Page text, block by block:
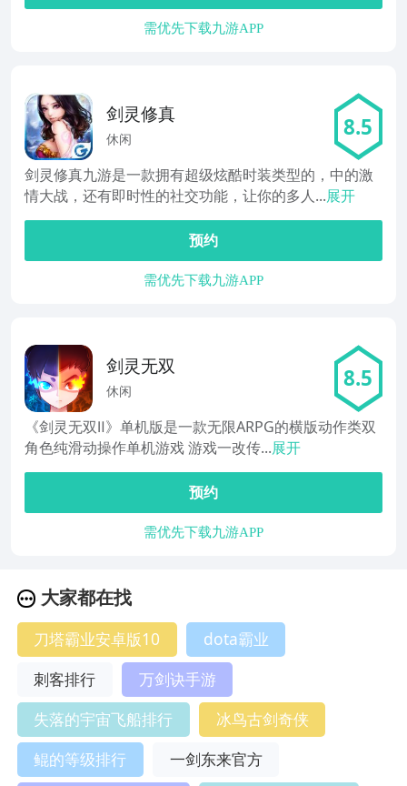
需优先下载九游APP
剑灵修真
休闲 8.5
剑灵修真九游是一款拥有超级炫酷时装类型的，中的激
情大战，还有即时性的社交功能，让你的多人...展开
预约
需优先下载九游APP
剑灵无双
休闲 8.5
《剑灵无双Ⅱ》单机版是一款无限ARPG的横版动作类双
角色纯滑动操作单机游戏 游戏一改传...展开
预约
需优先下载九游APP
大家都在找
刀塔霸业安卓版10
dota霸业
刺客排行
万剑诀手游
失落的宇宙飞船排行
冰鸟古剑奇侠
鲲的等级排行
一剑东来官方